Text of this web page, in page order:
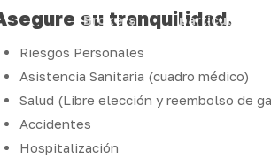
Brokers
particulares
su tranquilidad.
Riesgos Personales
Asistencia Sanitaria (cuadro médico)
Salud (Libre elección y reembolso de
Accidentes
Hospitalización